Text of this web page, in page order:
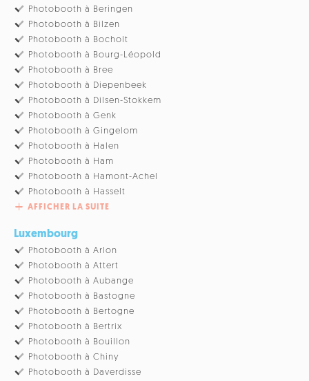
Photobooth à Beringen
Photobooth à Bilzen
Photobooth à Bocholt
Photobooth à Bourg-Léopold
Photobooth à Bree
Photobooth à Diepenbeek
Photobooth à Dilsen-Stokkem
Photobooth à Genk
Photobooth à Gingelom
Photobooth à Halen
Photobooth à Ham
Photobooth à Hamont-Achel
Photobooth à Hasselt
AFFICHER LA SUITE
Luxembourg
Photobooth à Arlon
Photobooth à Attert
Photobooth à Aubange
Photobooth à Bastogne
Photobooth à Bertogne
Photobooth à Bertrix
Photobooth à Bouillon
Photobooth à Chiny
Photobooth à Daverdisse